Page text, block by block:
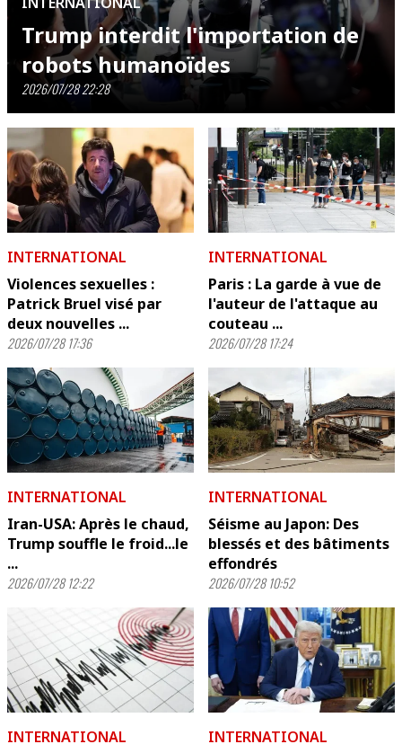
Trump interdit l'importation de
robots humanoïdes
2026/07/28 22:28
INTERNATIONAL
Violences sexuelles :
Patrick Bruel visé par
deux nouvelles ...
2026/07/28 17:36
INTERNATIONAL
Paris : La garde à vue de
l'auteur de l'attaque au
couteau ...
2026/07/28 17:24
INTERNATIONAL
Iran-USA: Après le chaud,
Trump souffle le froid...le
...
2026/07/28 12:22
INTERNATIONAL
Séisme au Japon: Des
blessés et des bâtiments
effondrés
2026/07/28 10:52
INTERNATIONAL
INTERNATIONAL